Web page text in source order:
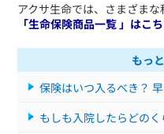
アクサ生命では、さまざまな
「生命保険商品一覧 」はこ
もっ
保険はいつ入るべき？
もしも入院したらどの